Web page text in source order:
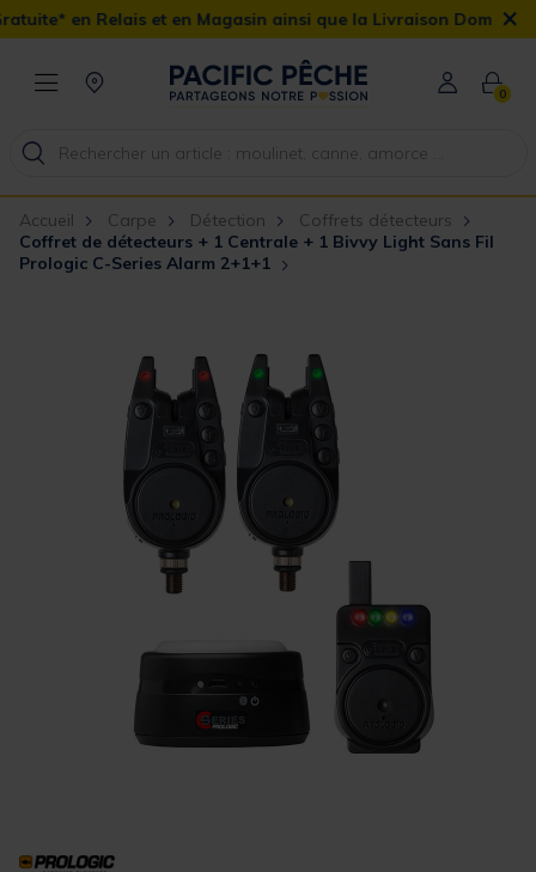
et en Magasin ainsi que la Livraison Domicile offerte dès 90€
×
0
Accueil Carpe Détection
Coffrets détecteurs
Coffret de détecteurs + 1 Centrale + 1 Bivvy Light Sans Fil
Prologic C-Series Alarm 2+1+1